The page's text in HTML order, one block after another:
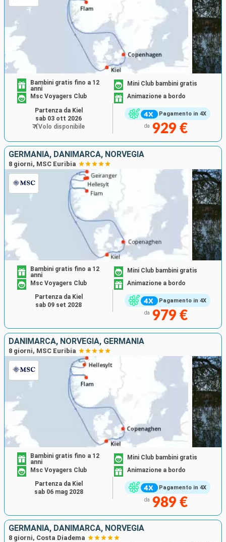
Pagamento in 4X
Bambini gratis fino a 12
anni
Mini Club bambini gratis
Msc Voyagers Club
Animazione a bordo
da 929 €
Partenza da Kiel
sab 03 ott 2026
Volo disponibile
GERMANIA, DANIMARCA, NORVEGIA
8 giorni, MSC Euribia
Pagamento in 4X
Bambini gratis fino a 12
anni
Mini Club bambini gratis
Msc Voyagers Club
Animazione a bordo
da 979 €
Partenza da Kiel
sab 09 set 2028
DANIMARCA, NORVEGIA, GERMANIA
8 giorni, MSC Euribia
Pagamento in 4X
Bambini gratis fino a 12
anni
Mini Club bambini gratis
Msc Voyagers Club
Animazione a bordo
da 989 €
Partenza da Kiel
sab 06 mag 2028
GERMANIA, DANIMARCA, NORVEGIA
8 giorni, Costa Diadema